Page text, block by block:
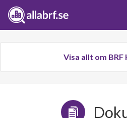
Visa allt om BRF